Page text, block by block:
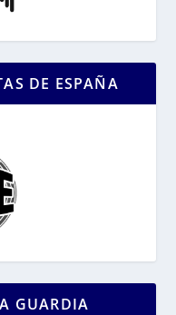
DE ESPAÑA
GUARDIA